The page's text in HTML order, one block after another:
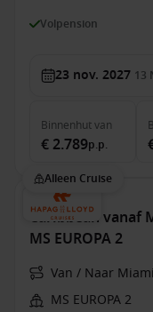
Volpension
23 nov. 2027 13
Binnenhutvan
€ 2.789p.p.
Alleen Cruise
Caribbean vanaf
MS EUROPA 2
Van / Naar Miami
MS EUROPA 2